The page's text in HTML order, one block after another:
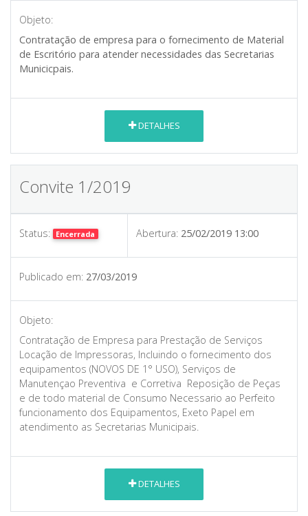
Objeto:
Contratação de empresa para o fornecimento de Material
de Escritório para atender necessidades das Secretarias
Municicpais.
DETALHES
Convite 1/2019
Status: Encerrada Abertura: 25/02/2019 13:00
Publicado em: 27/03/2019
Objeto:
Contratação de Empresa para Prestação de Serviços
Locação de Impressoras, Incluindo o fornecimento dos
equipamentos (NOVOS DE 1° USO), Serviços de
Manutençao Preventiva e Corretiva Reposição de Peças
e de todo material de Consumo Necessario ao Perfeito
funcionamento dos Equipamentos, Exeto Papel em
atendimento as Secretarias Municipais.
DETALHES